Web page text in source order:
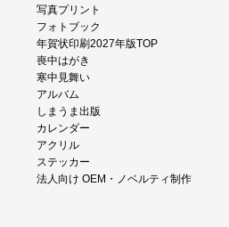
写真プリント
フォトブック
年賀状印刷2027年版TOP
喪中はがき
寒中見舞い
アルバム
しまうま出版
カレンダー
アクリル
ステッカー
法人向け OEM・ノベルティ制作